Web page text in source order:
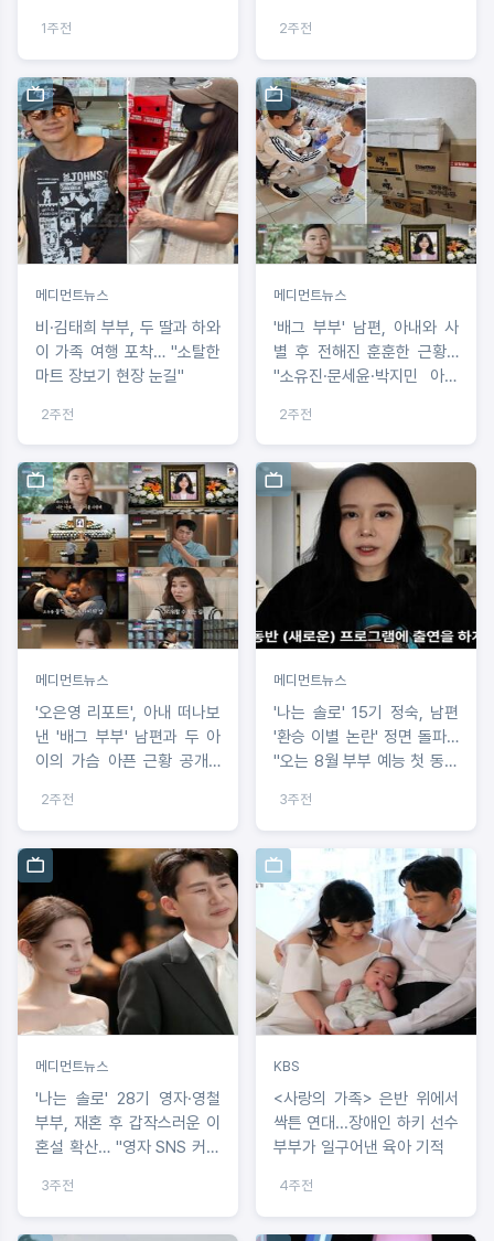
1주전 2주전
메디먼트뉴스
비·김태희 부부, 두 딸과 하와
이 가족 여행 포착… "소탈한
마트 장보기 현장 눈길"
2주전
메디먼트뉴스
'배그 부부' 남편, 아내와 사
별 후 전해진 훈훈한 근황…
"소유진·문세윤·박지민 아나
2주전
메디먼트뉴스
'오은영 리포트', 아내 떠나보
낸 '배그 부부' 남편과 두 아
이의 가슴 아픈 근황 공개…
은 장례식, 하늘나라 간 엄마
그리워하는 아이의 눈물까지
안방극장 울려"
2주전
메디먼트뉴스
'나는 솔로' 15기 정숙, 남편
'환승 이별 논란' 정면 돌파…
"오는 8월 부부 예능 첫 동반
3주전
메디먼트뉴스
'나는 솔로' 28기 영자·영철
부부, 재혼 후 갑작스러운 이
혼설 확산… "영자 SNS 커플
사랑해 애정 여전"
3주전
KBS
<사랑의 가족> 은반 위에서
싹튼 연대...장애인 하키 선수
부부가 일구어낸 육아 기적
4주전